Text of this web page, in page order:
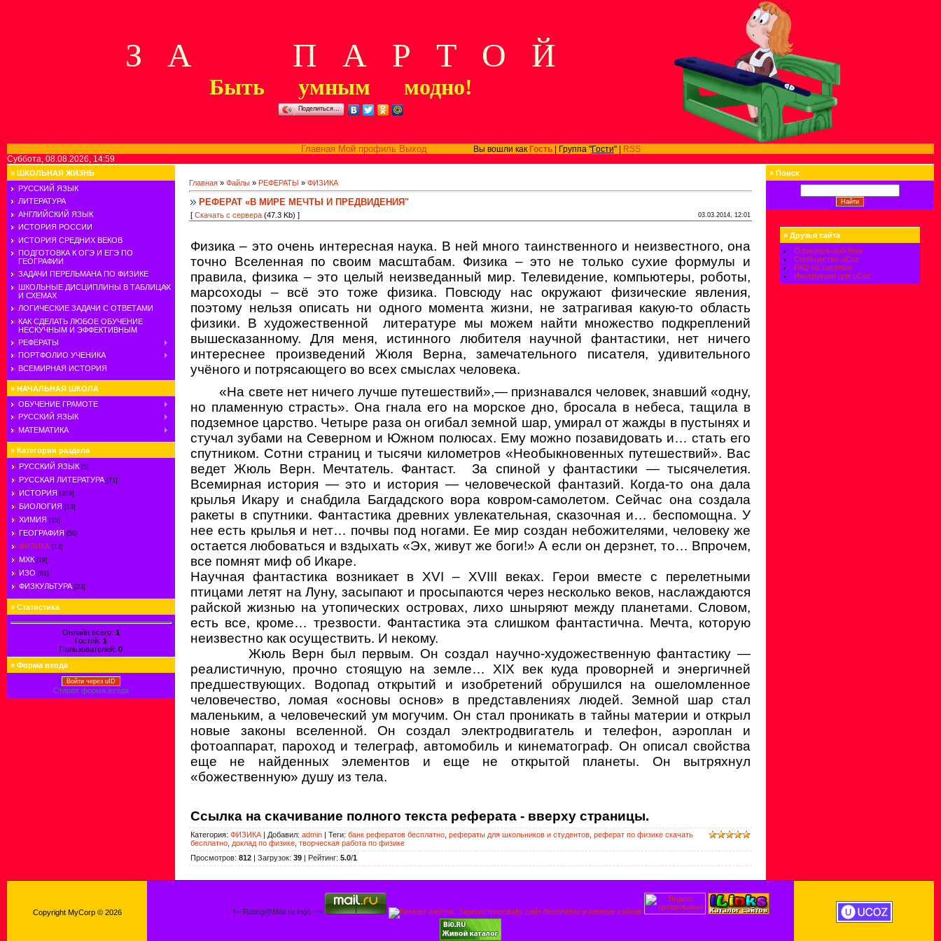
З А П А Р Т О Й
Быть умным модно!
Поделиться…
Главная Мой профиль ВыходВы вошли как Гость| Группа "Гости" |
RSS
Суббота, 08.08.2026, 14:59
» ШКОЛЬНАЯ ЖИЗНЬ
РУССКИЙ ЯЗЫК
ЛИТЕРАТУРА
АНГЛИЙСКИЙ ЯЗЫК
ИСТОРИЯ РОССИИ
ИСТОРИЯ СРЕДНИХ ВЕКОВ
ПОДГОТОВКА К ОГЭ И ЕГЭ ПО
ГЕОГРАФИИ
ЗАДАЧИ ПЕРЕЛЬМАНА ПО ФИЗИКЕ
ШКОЛЬНЫЕ ДИСЦИПЛИНЫ В ТАБЛИЦАХ
И СХЕМАХ
ЛОГИЧЕСКИЕ ЗАДАЧИ С ОТВЕТАМИ
КАК СДЕЛАТЬ ЛЮБОЕ ОБУЧЕНИЕ
НЕСКУЧНЫМ И ЭФФЕКТИВНЫМ
РЕФЕРАТЫ
ПОРТФОЛИО УЧЕНИКА
ВСЕМИРНАЯ ИСТОРИЯ
» НАЧАЛЬНАЯ ШКОЛА
ОБУЧЕНИЕ ГРАМОТЕ
РУССКИЙ ЯЗЫК
МАТЕМАТИКА
» Категории раздела
РУССКИЙ ЯЗЫК [5]
РУССКАЯ ЛИТЕРАТУРА [71]
ИСТОРИЯ [319]
БИОЛОГИЯ [13]
ХИМИЯ [15]
ГЕОГРАФИЯ [50]
ФИЗИКА [12]
МХК [19]
ИЗО [61]
ФИЗКУЛЬТУРА [23]
» Статистика
Онлайн всего: 1
Гостей: 1
Пользователей: 0
» Форма входа
Войти через uID
Старая форма входа
Главная » Файлы » РЕФЕРАТЫ » ФИЗИКА
РЕФЕРАТ «В МИРЕ МЕЧТЫ И ПРЕДВИДЕНИЯ"
[ Скачать с сервера (47.3 Kb) ] 03.03.2014, 12:01
Физика – это очень интересная наука. В ней много таинственного и неизвестного, она
точно Вселенная по своим масштабам. Физика – это не только сухие формулы и
правила, физика – это целый неизведанный мир. Телевидение, компьютеры, роботы,
марсоходы – всё это тоже физика. Повсюду нас окружают физические явления,
поэтому нельзя описать ни одного момента жизни, не затрагивая какую-то область
физики. В художественной
литературе мы можем найти множество подкреплений
вышесказанному. Для меня, истинного любителя научной фантастики, нет ничего
интереснее произведений Жюля Верна, замечательного писателя, удивительного
учёного и потрясающего во всех смыслах человека.
«На свете нет ничего лучше путешествий»,— признавался человек, знавший «одну,
но пламенную страсть». Она гнала его на морское дно, бросала в небеса, тащила в
подземное царство. Четыре раза он огибал земной шар, умирал от жажды в пустынях и
стучал зубами на Северном и Южном полюсах. Ему можно позавидовать и… стать его
спутником. Сотни страниц и тысячи километров «Необыкновенных путешествий». Вас
ведет Жюль Верн. Мечтатель. Фантаст.
За спиной у фантастики — тысячелетия.
Всемирная история — это и история — человеческой фантазий. Когда-то она дала
крылья Икару и снабдила Багдадского вора ковром-самолетом. Сейчас она создала
ракеты в спутники. Фантастика древних увлекательная, сказочная и… беспомощна. У
нее есть крылья и нет… почвы под ногами. Ее мир создан небожителями, человеку же
остается любоваться и вздыхать «Эх, живут же боги!» А если он дерзнет, то… Впрочем,
все помнят миф об Икаре.
Научная фантастика возникает в ХVI – ХVIII веках. Герои вместе с перелетными
птицами летят на Луну, засыпают и просыпаются через несколько веков, наслаждаются
райской жизнью на утопических островах, лихо шныряют между планетами. Словом,
есть все, кроме… трезвости. Фантастика эта слишком фантастична. Мечта, которую
неизвестно как осуществить. И некому.
Жюль Верн был первым. Он создал научно-художественную фантастику —
реалистичную, прочно стоящую на земле… ХIХ век куда проворней и энергичней
предшествующих. Водопад открытий и изобретений обрушился на ошеломленное
человечество, ломая «основы основ» в представлениях людей. Земной шар стал
маленьким, а человеческий ум могучим. Он стал проникать в тайны материи и открыл
новые законы вселенной. Он создал электродвигатель и телефон, аэроплан и
фотоаппарат, пароход и телеграф, автомобиль и кинематограф. Он описал свойства
еще не найденных элементов и еще не открытой планеты. Он вытряхнул
«божественную» душу из тела.
Ссылка на скачивание полного текста реферата - вверху страницы.
Категория: ФИЗИКА | Добавил: admin | Теги: банк рефератов бесплатно рефераты для школьников и студентов реферат по физике скачать
бесплатно доклад по физике творческая работа по физике
Просмотров: 812 | Загрузок: 39 | Рейтинг: 5.0/1
» Поиск
» Друзья сайта
Официальный блог
Сообщество uCoz
FAQ по системе
Инструкции для uCoz
Copyright MyCorp © 2026 !-- Rating@Mail.ru logo -->